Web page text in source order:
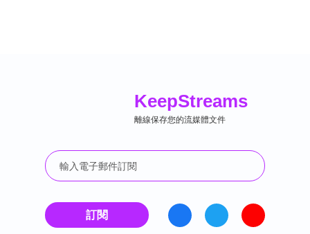
KeepStreams
離線保存您的流媒體文件
訂閱